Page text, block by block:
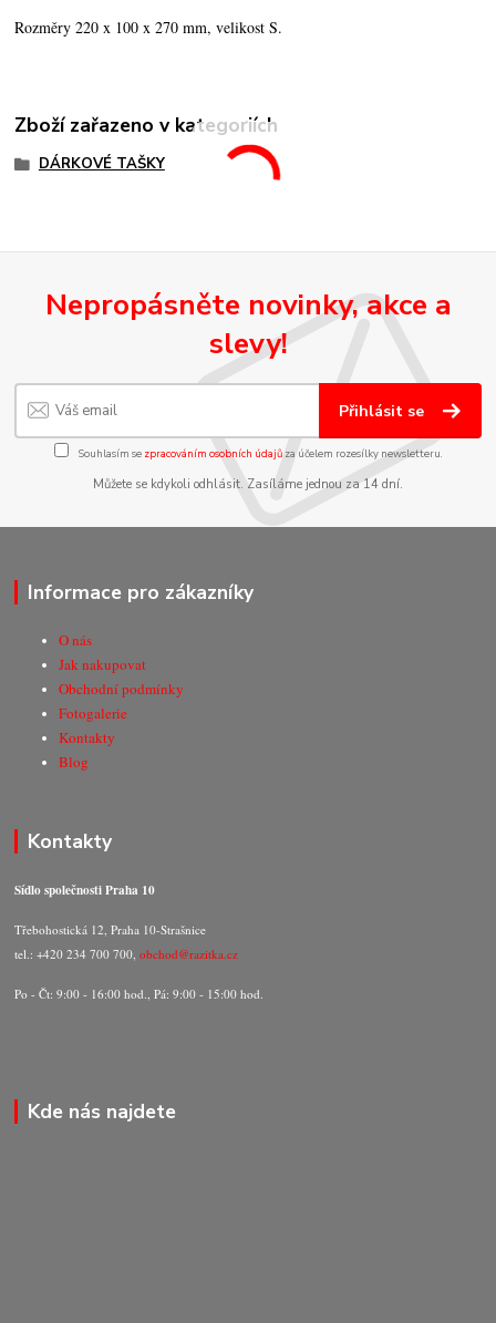
Rozměry 220 x 100 x 270 mm, velikost S.
Zboží zařazeno v kategoriích
DÁRKOVÉ TAŠKY
Nepropásněte novinky, akce a
slevy!
Přihlásit se
Souhlasím se zpracováním osobních údajůza účelem rozesílky newsletteru.
Můžete se kdykoli odhlásit. Zasíláme jednou za 14 dní.
Informace pro zákazníky
O nás
Jak nakupovat
Obchodní podmínky
Fotogalerie
Kontakty
Blog
Kontakty
Sídlo společnosti Praha 10
Třebohostická 12, Praha 10-Strašnice
tel.: +420 234 700 700,obchod@razitka.cz
Po - Čt: 9:00 - 16:00 hod., Pá: 9:00 - 15:00 hod.
Kde nás najdete